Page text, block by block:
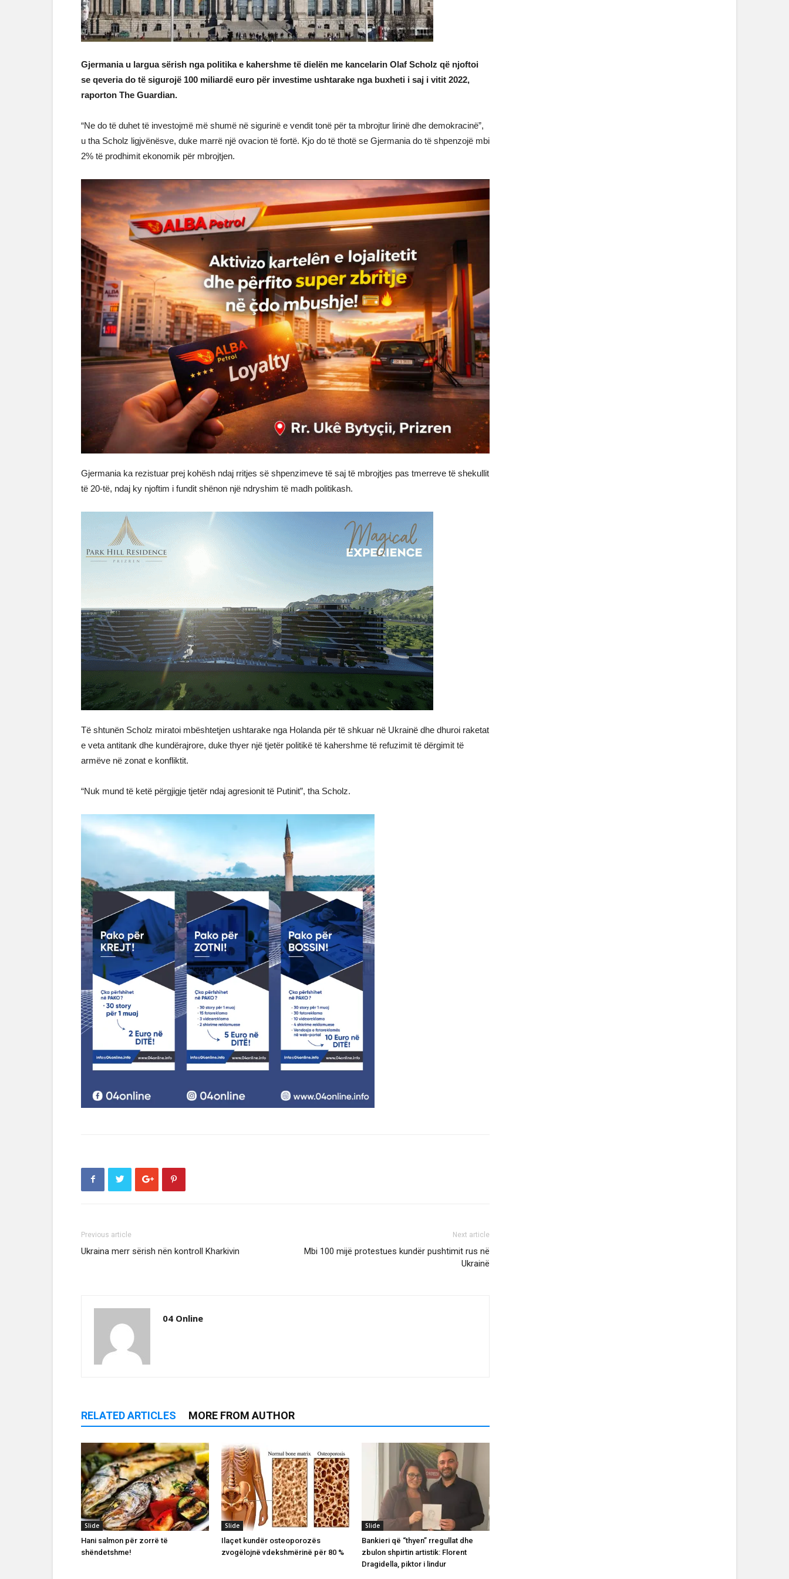
Gjermania u largua sërish nga politika e kahershme të dielën me kancelarin Olaf Scholz që njoftoi
se qeveria do të sigurojë 100 miliardë euro për investime ushtarake nga buxheti i saj i vitit 2022,
raporton The Guardian.
“Ne do të duhet të investojmë më shumë në sigurinë e vendit tonë për ta mbrojtur lirinë dhe demokracinë”,
u tha Scholz ligjvënësve, duke marrë një ovacion të fortë. Kjo do të thotë se Gjermania do të shpenzojë mbi
2% të prodhimit ekonomik për mbrojtjen.
Gjermania ka rezistuar prej kohësh ndaj rritjes së shpenzimeve të saj të mbrojtjes pas tmerreve të shekullit
të 20-të, ndaj ky njoftim i fundit shënon një ndryshim të madh politikash.
Të shtunën Scholz miratoi mbështetjen ushtarake nga Holanda për të shkuar në Ukrainë dhe dhuroi raketat
e veta antitank dhe kundërajrore, duke thyer një tjetër politikë të kahershme të refuzimit të dërgimit të
armëve në zonat e konfliktit.
“Nuk mund të ketë përgjigje tjetër ndaj agresionit të Putinit”, tha Scholz.
Previous article
Ukraina merr sërish nën kontroll Kharkivin
Next article
Mbi 100 mijë protestues kundër pushtimit rus në
Ukrainë
04 Online
RELATED ARTICLES MORE FROM AUTHOR
Slide
Hani salmon për zorrë të
shëndetshme!
Slide
Ilaçet kundër osteoporozës
zvogëlojnë vdekshmërinë për 80 %
Slide
Bankieri që “thyen” rregullat dhe
zbulon shpirtin artistik: Florent
Dragidella, piktor i lindur